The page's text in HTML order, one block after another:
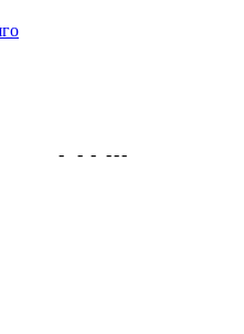
- - - ---